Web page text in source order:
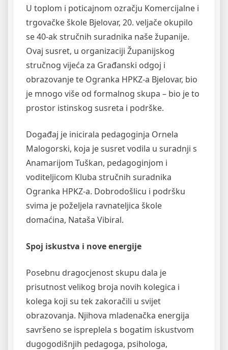
U toplom i poticajnom ozračju Komercijalne i
trgovačke škole Bjelovar, 20. veljače okupilo
se 40-ak stručnih suradnika naše županije.
Ovaj susret, u organizaciji Županijskog
stručnog vijeća za Građanski odgoj i
obrazovanje te Ogranka HPKZ-a Bjelovar, bio
je mnogo više od formalnog skupa – bio je to
prostor istinskog susreta i podrške.
Događaj je inicirala pedagoginja Ornela
Malogorski, koja je susret vodila u suradnji s
Anamarijom Tuškan, pedagoginjom i
voditeljicom Kluba stručnih suradnika
Ogranka HPKZ-a. Dobrodošlicu i podršku
svima je poželjela ravnateljica škole
domaćina, Nataša Vibiral.
Spoj iskustva i nove energije
Posebnu dragocjenost skupu dala je
prisutnost velikog broja novih kolegica i
kolega koji su tek zakoračili u svijet
obrazovanja. Njihova mladenačka energija
savršeno se ispreplela s bogatim iskustvom
dugogodišnjih pedagoga, psihologa,